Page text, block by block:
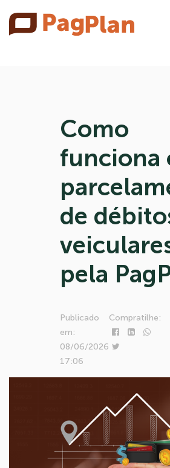
Como
funciona
de
pela
Publicado
em:
08/06/2026
17:06
Compratilhe: